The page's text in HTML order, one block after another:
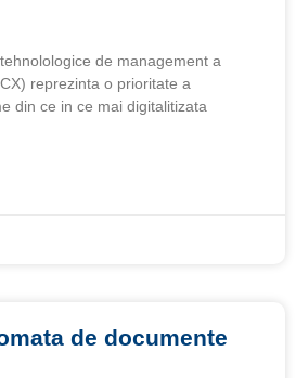
de management a
reprezinta o prioritate a
din ce in ce mai digitalitizata
de documente